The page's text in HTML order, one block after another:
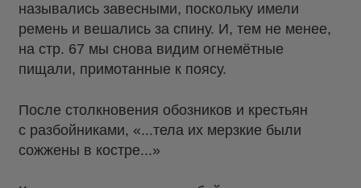
назывались завесными, поскольку имели
ремень и вешались за спину. И, тем не менее,
на стр. 67 мы снова видим огнемётные
пищали, примотанные к поясу.
После столкновения обозников и крестьян
с разбойниками, «...тела их мерзкие были
сожжены в костре...»